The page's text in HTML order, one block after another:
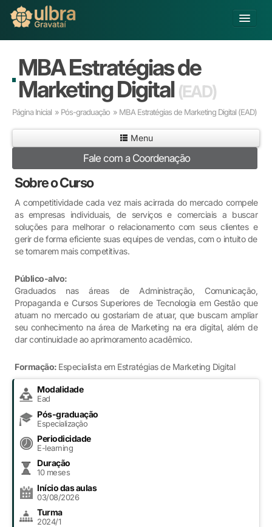
Buscar
Já sou Aluno
Matricule-se
Educação Básica
Pós-graduação
Educação a Distância
Pesquisa
Extensão
Infraestrutura e Serviços
Inovação
MBA Estratégias de
Marketing Digital (EAD)
Página Inicial » Pós-graduação » MBA Estratégias de Marketing Digital (EAD)
Menu
Fale com a Coordenação
Sobre o Curso
A competitividade cada vez mais acirrada do mercado compele
as empresas individuais, de serviços e comerciais a buscar
soluções para melhorar o relacionamento com seus clientes e
gerir de forma eficiente suas equipes de vendas, com o intuito de
se tornarem mais competitivas.
Público-alvo:
Graduados nas áreas de Administração, Comunicação,
Propaganda e Cursos Superiores de Tecnologia em Gestão que
atuam no mercado ou gostariam de atuar, que buscam ampliar
seu conhecimento na área de Marketing na era digital, além de
dar continuidade ao aprimoramento acadêmico.
Formação: Especialista em Estratégias de Marketing Digital
Modalidade
Ead
Pós-graduação
Especialização
Periodicidade
E-learning
Duração
10 meses
Início das aulas
03/08/2026
Turma
2024/1